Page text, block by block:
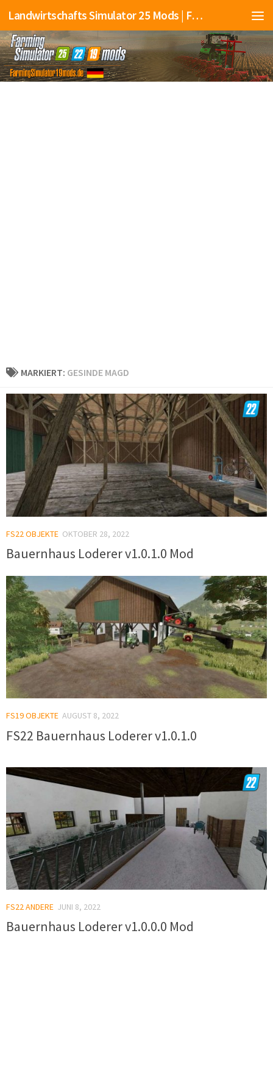
Landwirtschafts Simulator 25 Mods | Farming Simulator 25 Mods | FS25 Mods
MARKIERT: GESINDE MAGD
FS22 OBJEKTE OKTOBER 28, 2022
Bauernhaus Loderer v1.0.1.0 Mod
FS19 OBJEKTE AUGUST 8, 2022
FS22 Bauernhaus Loderer v1.0.1.0
FS22 ANDERE JUNI 8, 2022
Bauernhaus Loderer v1.0.0.0 Mod